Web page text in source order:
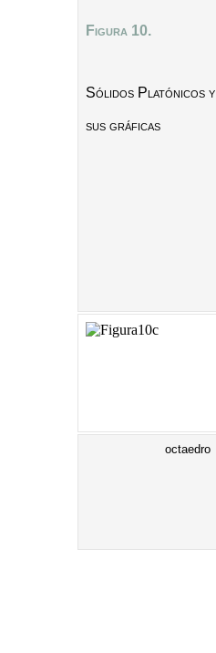
Figura 10.
Sólidos Platónicos y
sus gráficas
octaedro